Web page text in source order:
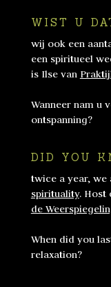
WIST U
wij ook een
een spiritueel
is Ilse van
Wanneer nam u
ontspanning?
DID YOU
twice a year, we
spirituality. Host
de
When did you
relaxation?